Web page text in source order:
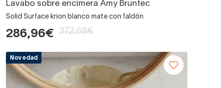
Lavabo sobre encimera Amy Bruntec
Solid Surface krion blanco mate con faldón
286,96€ 372,68€
Novedad